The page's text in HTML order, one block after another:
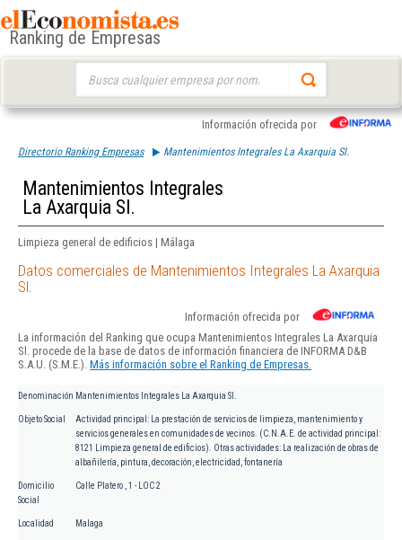
Ranking de Empresas
Información ofrecida por
Directorio Ranking Empresas Mantenimientos Integrales La Axarquia Sl.
Mantenimientos Integrales
La Axarquia Sl.
Limpieza general de edificios | Málaga
Datos comerciales de Mantenimientos Integrales La Axarquia
Sl.
Información ofrecida por
La información del Ranking que ocupa Mantenimientos Integrales La Axarquia
Sl. procede de la base de datos de información financiera de INFORMA D&B
S.A.U. (S.M.E.). Más información sobre el Ranking de Empresas.
Denominación Mantenimientos Integrales La Axarquia Sl.
Objeto Social
Actividad principal: La prestación de servicios de limpieza, mantenimiento y
servicios generales en comunidades de vecinos. (C.N.A.E. de actividad principal:
8121 Limpieza general de edificios). Otras actividades: La realización de obras de
albañilería, pintura, decoración, electricidad, fontanería
Domicilio
Social
Calle Platero , 1 - LOC 2
Localidad Malaga